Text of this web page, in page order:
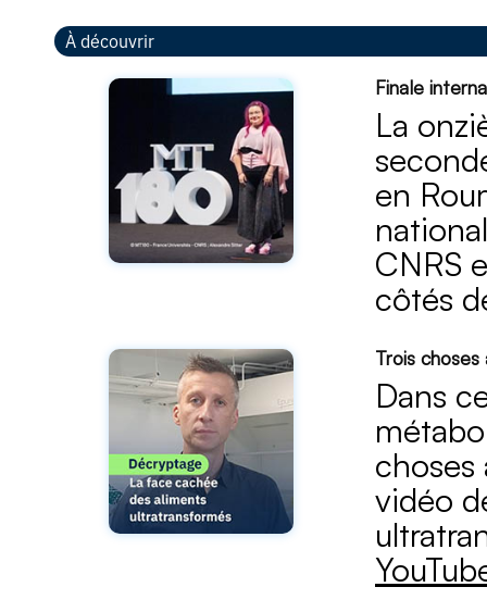
À découvrir
Finale
La
en
CNRS
côtés
Trois
Dans
choses
vidéo